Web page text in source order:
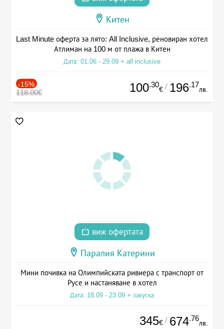
Китен
Last Minute оферта за лято: All Inclusive, реновиран хотел
Атлиман на 100 м от плажа в Китен
Дата: 01.06 - 29.09 + all inclusive
-15%
118.00€ 100.30
€ / 196.17
лв.
виж офертата
Паралия Катерини
Мини почивка на Олимпийската ривиера с транспорт от
Русе и настаняване в хотел
Дата: 18.09 - 23.09 + закуска
345€ / 674.76
лв.